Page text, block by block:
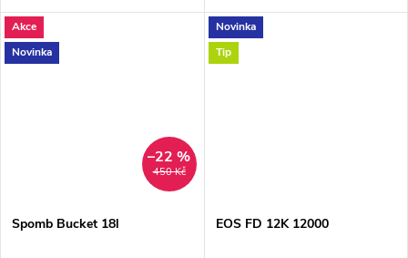
ušetří vám ohýbání se při
doplňování návnady Spomb™
nebo Fox Impact Spod™.
Akce
Novinka
450 Kč
–22 %
Spomb Bucket 18l
Novinka
Tip
EOS FD 12K 12000